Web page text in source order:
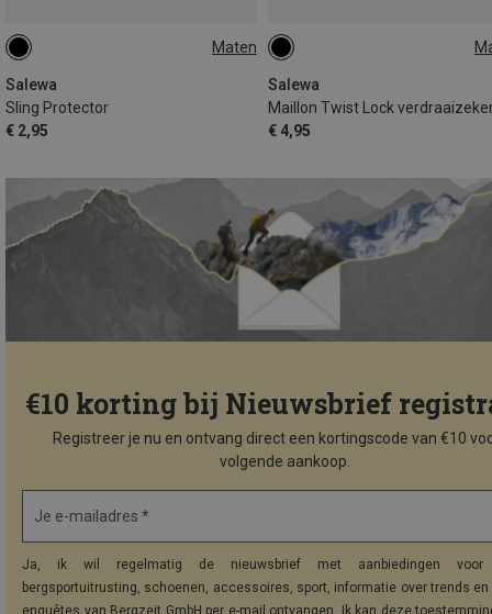
Maten
Salewa
Sling Protector
€ 2,95
12MM
Salewa
Maillon Twist Lock
€ 4,95
ONE SIZE
€10 korting bij Nieuwsbrief
Registreer je nu en ontvang direct een kortingscode van €10
volgende aankoop.
Je e-mailadres *
Ja, ik wil regelmatig de nieuwsbrief met aanbiedingen voor
bergsportuitrusting, schoenen, accessoires, sport, informatie over trends